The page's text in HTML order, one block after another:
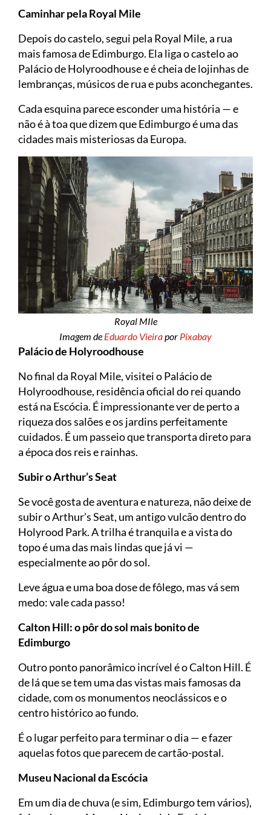
Caminhar pela Royal Mile
Depois do castelo, segui pela Royal Mile, a rua
mais famosa de Edimburgo. Ela liga o castelo ao
Palácio de Holyroodhouse e é cheia de lojinhas de
lembranças, músicos de rua e pubs aconchegantes.
Cada esquina parece esconder uma história — e
não é à toa que dizem que Edimburgo é uma das
cidades mais misteriosas da Europa.
Royal MIle
Imagem de Eduardo Vieirapor Pixabay
Palácio de Holyroodhouse
No final da Royal Mile, visitei o Palácio de
Holyroodhouse, residência oficial do rei quando
está na Escócia. É impressionante ver de perto a
riqueza dos salões e os jardins perfeitamente
cuidados. É um passeio que transporta direto para
a época dos reis e rainhas.
Subir o Arthur’s Seat
Se você gosta de aventura e natureza, não deixe de
subir o Arthur’s Seat, um antigo vulcão dentro do
Holyrood Park. A trilha é tranquila e a vista do
topo é uma das mais lindas que já vi —
especialmente ao pôr do sol.
Leve água e uma boa dose de fôlego, mas vá sem
medo: vale cada passo!
Calton Hill: o pôr do sol mais bonito de
Edimburgo
Outro ponto panorâmico incrível é o Calton Hill. É
de lá que se tem uma das vistas mais famosas da
cidade, com os monumentos neoclássicos e o
centro histórico ao fundo.
É o lugar perfeito para terminar o dia — e fazer
aquelas fotos que parecem de cartão-postal.
Museu Nacional da Escócia
Em um dia de chuva (e sim, Edimburgo tem vários),